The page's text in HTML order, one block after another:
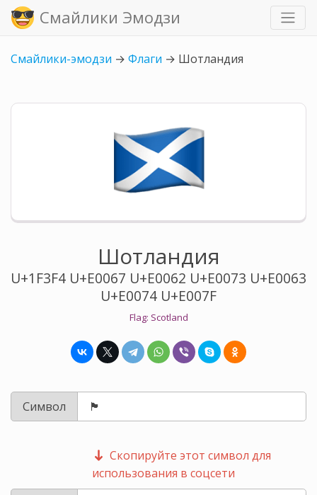
Смайлики Эмодзи
Смайлики-эмодзи → Флаги → Шотландия
Шотландия
U+1F3F4 U+E0067 U+E0062 U+E0073 U+E0063
U+E0074 U+E007F
Flag: Scotland
Символ
Скопируйте этот символ для
использования в соцсети